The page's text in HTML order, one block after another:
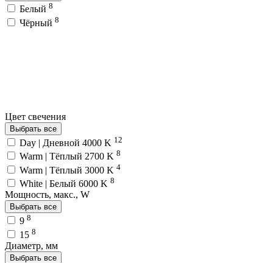
Белый 8
Чёрный 8
Цвет свечения
Выбрать все
Day | Дневной 4000 K 12
Warm | Тёплый 2700 K 8
Warm | Тёплый 3000 K 4
White | Белый 6000 K 8
Мощность, макс., W
Выбрать все
9 8
15 8
Диаметр, мм
Выбрать все